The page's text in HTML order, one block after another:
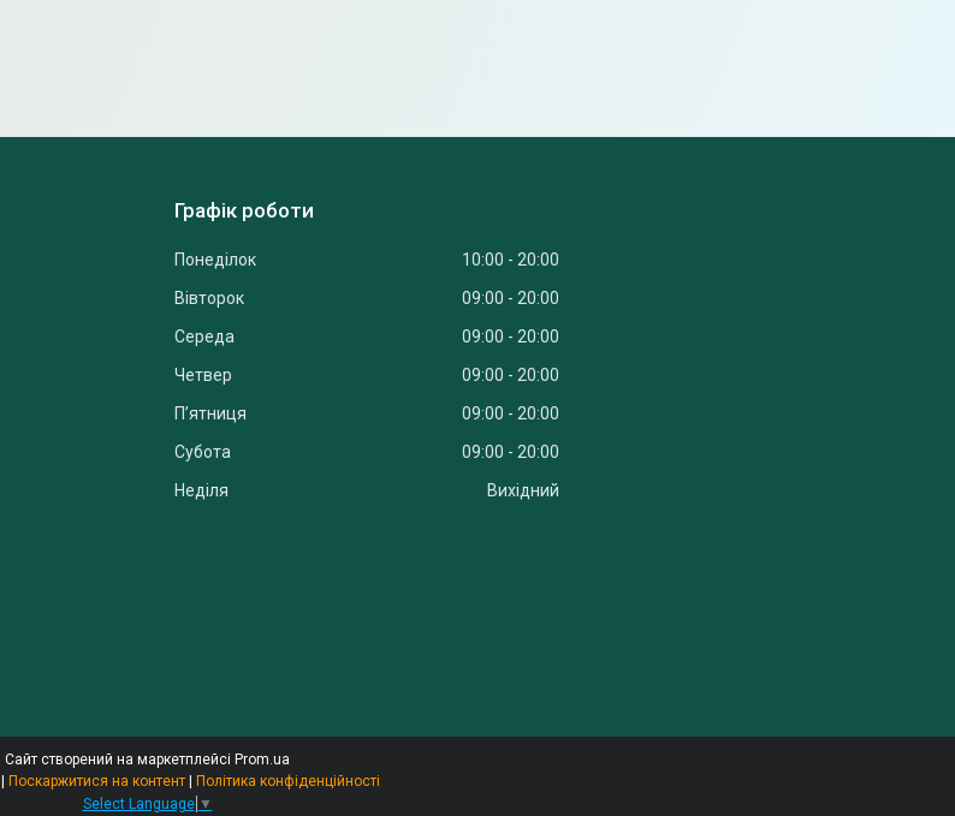
Графік роботи
Понеділок 10:00
20:00
Вівторок
09:00
20:00
Середа
09:00
20:00
Четвер
09:00
20:00
Пʼятниця
09:00
20:00
Субота
09:00
20:00
Неділя
Вихідний
Сайт створений на маркетплейсі Prom.ua
Baby Rooms | Поскаржитися на контент | Політика конфіденційності
Select Language ▼